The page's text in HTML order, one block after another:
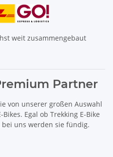
weit zusammengebaut
Partner
von unserer großen Auswahl
Bikes. Egal ob Trekking E-Bike
bei uns werden sie fündig.